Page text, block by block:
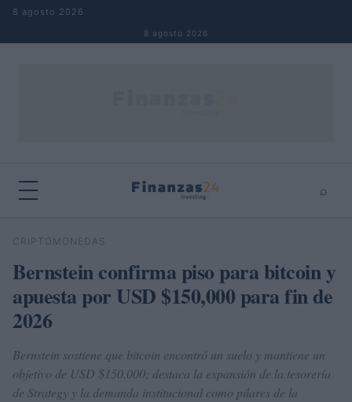
Saltar al contenido
8 agosto 2026
8 agosto 2026
⌕
Buscar
CRIPTOMONEDAS
Bernstein confirma piso para bitcoin y
apuesta por USD $150,000 para fin de
2026
Bernstein sostiene que bitcoin encontró un suelo y mantiene un
objetivo de USD $150.000; destaca la expansión de la tesorería
de Strategy y la demanda institucional como pilares de la